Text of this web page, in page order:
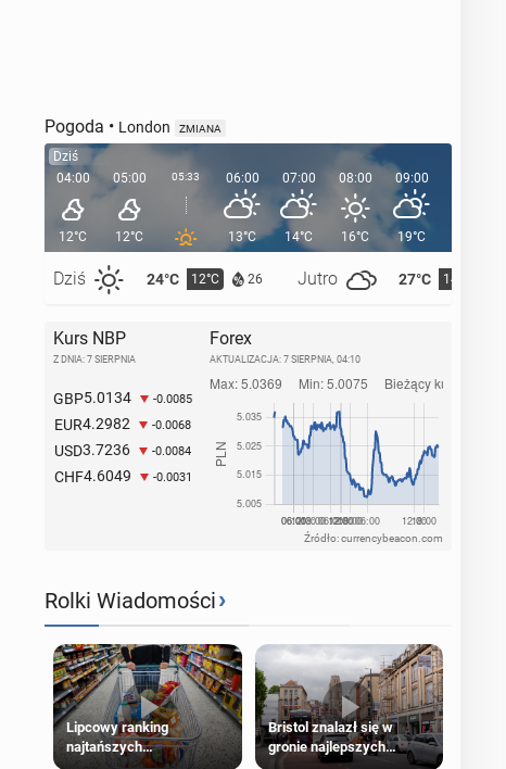
Pogoda • London ZMIANA
Dziś
04:00
12°C
Dziś 24°C 12°C 26 Jutro 27°C 14°C
05:00
12°C
05:33 06:00
13°C
07:00
14°C
08:00
16°C
09:00
19°C
Kurs NBP
Z DNIA: 7 SIERPNIA
GBP5.0134 -0.0085
EUR4.2982 -0.0068
USD3.7236 -0.0084
CHF4.6049 -0.0031
Forex
AKTUALIZACJA: 7 SIERPNIA, 04:10
Źródło: currencybeacon.com
Rolki Wiadomości›
Lipcowy ranking
najtańszych
Bristol znalazł się w
gronie najlepszych